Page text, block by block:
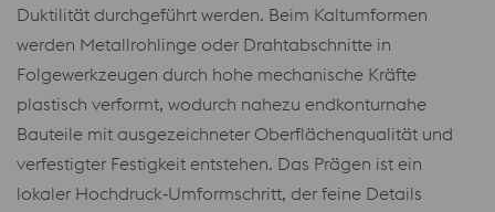
Duktilität durchgeführt werden. Beim Kaltumformen
werden Metallrohlinge oder Drahtabschnitte in
Folgewerkzeugen durch hohe mechanische Kräfte
plastisch verformt, wodurch nahezu endkonturnahe
Bauteile mit ausgezeichneter Oberflächenqualität und
verfestigter Festigkeit entstehen. Das Prägen ist ein
lokaler Hochdruck‑Umformschritt, der feine Details